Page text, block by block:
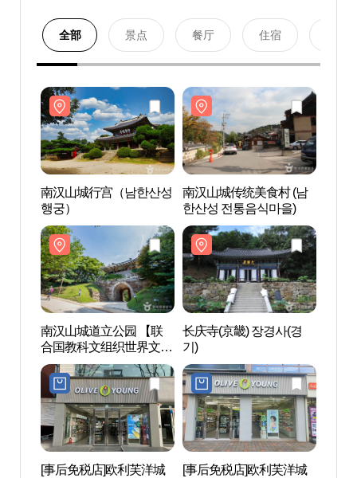
全部 景点 餐厅 住宿
南汉山城行宫（남한산성
행궁）
南汉山城传统美食村 (남
한산성 전통음식마을)
南汉山城道立公园 【联
合国教科文组织世界文化
遗产】（남한산성도립공
원 【유네스코세계문화
유산】）
长庆寺(京畿) 장경사(경
기)
[事后免税店]欧利芙洋城
[事后免税店]欧利芙洋城